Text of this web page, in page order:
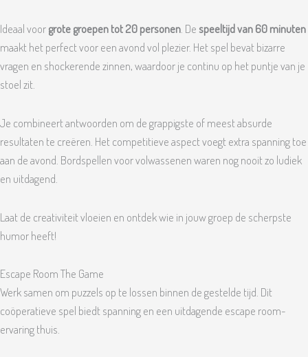
Ideaal voorgrote groepen tot 20 personen. Despeeltijd van 60 minuten
maakt het perfect voor een avond vol plezier. Het spel bevat bizarre
vragen en shockerende zinnen, waardoor je continu op het puntje van je
stoel zit.
Je combineert antwoorden om de grappigste of meest absurde
resultaten te creëren. Het competitieve aspect voegt extra spanning toe
aan de avond. Bordspellen voor volwassenen waren nog nooit zo ludiek
en uitdagend.
Laat de creativiteit vloeien en ontdek wie in jouw groep de scherpste
humor heeft!
Escape Room The Game
Werk samen om puzzels op te lossen binnen de gestelde tijd. Dit
coöperatieve spel biedt spanning en een uitdagende escape room-
ervaring thuis.